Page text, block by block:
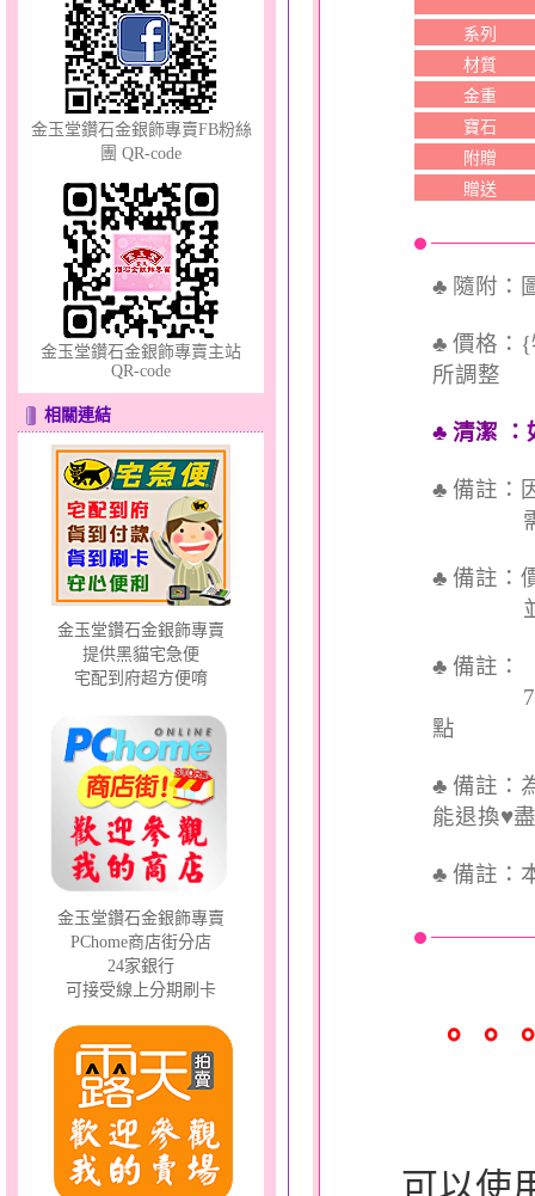
點亮愛情～黃金套鍊
十字架～大黃金套鍊
羽翼～男銀鋼套鍊
金玉堂鑽石金銀飾專賣FB粉絲
團 QR-code
金玉堂鑽石金銀飾專賣主站
QR-code
相關連結
金玉堂鑽石金銀飾專賣
提供黑貓宅急便
宅配到府超方便唷
金玉堂鑽石金銀飾專賣
PChome商店街分店
24家銀行
可接受線上分期刷卡
系列
材質
金重
寶石
附贈
贈送
♣ 隨附：
♣ 價格：{
所調整
♣ 清潔 ：
♣ 備註：
需依實
♣ 備註：
並交付
♣ 備註：
7個工
點
♣ 備註：
能退換♥
♣ 備註：
。。
可以使